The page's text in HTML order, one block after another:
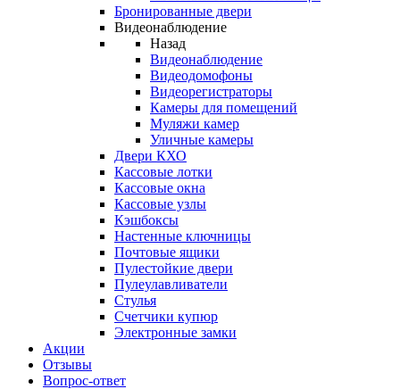
Бронированные двери
Видеонаблюдение
Назад
Видеонаблюдение
Видеодомофоны
Видеорегистраторы
Камеры для помещений
Муляжи камер
Уличные камеры
Двери КХО
Кассовые лотки
Кассовые окна
Кассовые узлы
Кэшбоксы
Настенные ключницы
Почтовые ящики
Пулестойкие двери
Пулеулавливатели
Стулья
Счетчики купюр
Электронные замки
Акции
Отзывы
Вопрос-ответ